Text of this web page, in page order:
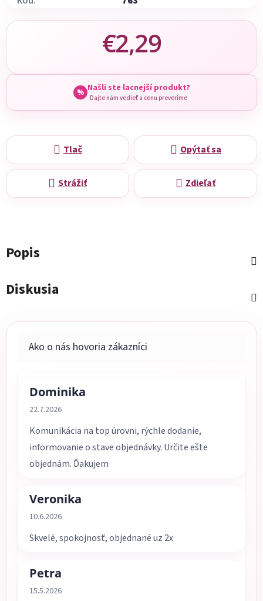
€2,29
% Našli ste lacnejší produkt?
Dajte nám vedieť a cenu preveríme
Tlač Opýtať sa
Strážiť Zdieľať
Popis
Diskusia
Dominika
Hodnotenie obchodu je 5 z 5 hviezdičiek.
22.7.2026
Komunikácia na top úrovni, rýchle dodanie,
informovanie o stave objednávky. Určite ešte
objednám. Ďakujem
Veronika
Hodnotenie obchodu je 5 z 5 hviezdičiek.
10.6.2026
Skvelé, spokojnosť, objednané uz 2x
Petra
Hodnotenie obchodu je 5 z 5 hviezdičiek.
15.5.2026